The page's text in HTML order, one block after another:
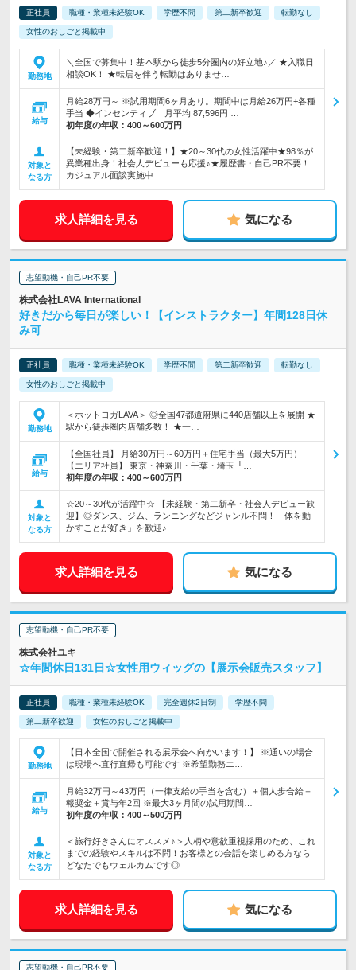
正社員 職種・業種未経験OK 学歴不問 第二新卒歓迎 転勤なし
女性のおしごと掲載中
勤務地
＼全国で募集中！基本駅から徒歩5分圏内の好立地♪／ ★入職日
相談OK！ ★転居を伴う転勤はありませ…
給与
月給28万円～ ※試用期間6ヶ月あり。期間中は月給26万円+各種
手当 ◆インセンティブ 月平均 87,596円 …
初年度の年収： 400～600万円
対象と
なる方
【未経験・第二新卒歓迎！】★20～30代の女性活躍中★98％が
異業種出身！社会人デビューも応援♪★履歴書・自己PR不要！
カジュアル面談実施中
求人詳細を見る 気になる
志望動機・自己PR不要
株式会社LAVA International
好きだから毎日が楽しい！【インストラクター】年間128日休
み可
正社員 職種・業種未経験OK 学歴不問 第二新卒歓迎 転勤なし
女性のおしごと掲載中
勤務地
＜ホットヨガLAVA＞ ◎全国47都道府県に440店舗以上を展開 ★
駅から徒歩圏内店舗多数！ ★一…
給与
【全国社員】 月給30万円～60万円＋住宅手当（最大5万円）
【エリア社員】 東京・神奈川・千葉・埼玉 └…
初年度の年収： 400～600万円
対象と
なる方
☆20～30代が活躍中☆ 【未経験・第二新卒・社会人デビュー歓
迎】◎ダンス、ジム、ランニングなどジャンル不問！「体を動
かすことが好き」を歓迎♪
求人詳細を見る 気になる
志望動機・自己PR不要
株式会社ユキ
☆年間休日131日☆女性用ウィッグの【展示会販売スタッフ】
正社員 職種・業種未経験OK 完全週休2日制 学歴不問
第二新卒歓迎 女性のおしごと掲載中
勤務地
【日本全国で開催される展示会へ向かいます！】 ※通いの場合
は現場へ直行直帰も可能です ※希望勤務エ…
給与
月給32万円～43万円（一律支給の手当を含む）＋個人歩合給＋
報奨金＋賞与年2回 ※最大3ヶ月間の試用期間…
初年度の年収： 400～500万円
対象と
なる方
＜旅行好きさんにオススメ♪＞人柄や意欲重視採用のため、これ
までの経験やスキルは不問！お客様との会話を楽しめる方なら
どなたでもウェルカムです◎
求人詳細を見る 気になる
志望動機・自己PR不要